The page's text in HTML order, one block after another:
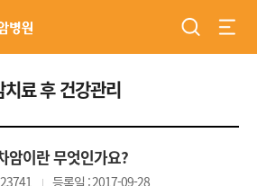
검색
치료 후 건강관리
암이란 무엇인가요?
등록일 : 2017-09-28